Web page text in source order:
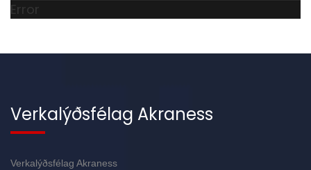
Error
Verkalýðsfélag Akraness
Verkalýðsfélag Akraness